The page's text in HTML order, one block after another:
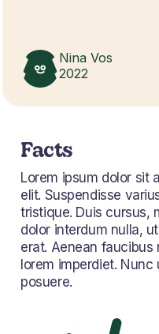
Nina Vos
2022
Facts
Lorem ipsum dolor sit
elit. Suspendisse
tristique. Duis cursus,
dolor interdum nulla,
erat. Aenean
lorem imperdiet.
posuere.